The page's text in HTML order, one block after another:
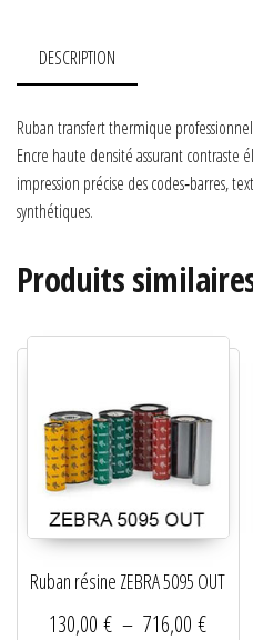
DESCRIPTION
Ruban transfert thermique
Encre haute densité assurant contraste
impression précise des codes‑barres,
synthétiques.
Produits
Ruban résine ZEBRA 5095 OUT
130,00€ – 716,00€Plage